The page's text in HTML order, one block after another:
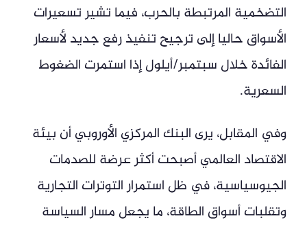
التضخمية المرتبطة بالحرب، فيما تشير تسعيرات
الأسواق حاليا إلى ترجيح تنفيذ رفع جديد لأسعار
الفائدة خلال سبتمبر/أيلول إذا استمرت الضغوط
السعرية.
وفي المقابل، يرى البنك المركزي الأوروبي أن بيئة
الاقتصاد العالمي أصبحت أكثر عرضة للصدمات
الجيوسياسية، في ظل استمرار التوترات التجارية
وتقلبات أسواق الطاقة، ما يجعل مسار السياسة